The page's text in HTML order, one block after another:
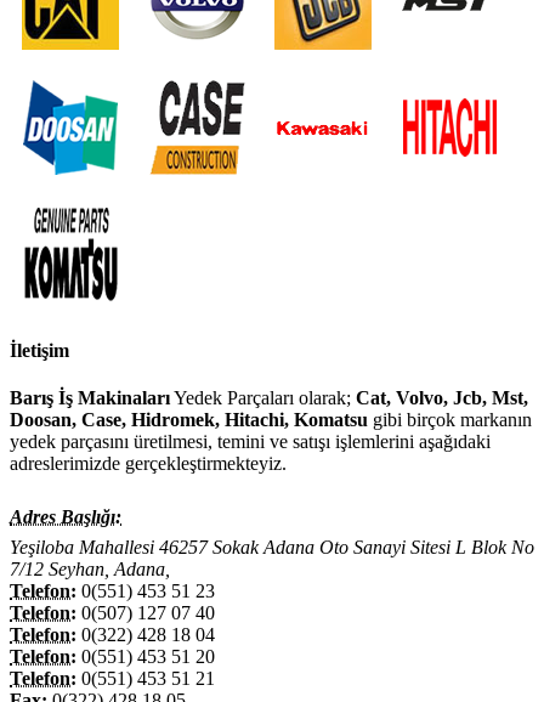
İletişim
Barış İş MakinalarıYedek Parçaları olarak; Cat, Volvo, Jcb, Mst,
Doosan, Case, Hidromek, Hitachi, Komatsu gibi birçok markanın
yedek parçasını üretilmesi, temini ve satışı işlemlerini aşağıdaki
adreslerimizde gerçekleştirmekteyiz.
Adres Başlığı:
Yeşiloba Mahallesi 46257 Sokak Adana Oto Sanayi Sitesi L Blok No
7/12 Seyhan, Adana,
Telefon: 0(551) 453 51 23
Telefon: 0(507) 127 07 40
Telefon: 0(322) 428 18 04
Telefon: 0(551) 453 51 20
Telefon: 0(551) 453 51 21